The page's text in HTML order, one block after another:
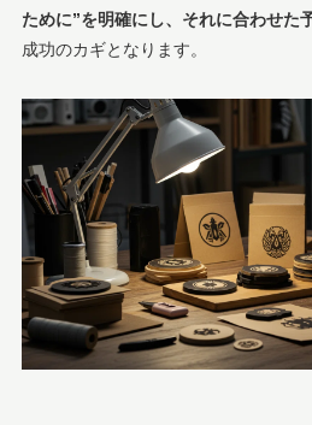
ために”を明確にし、それに合わせた
成功のカギとなります。